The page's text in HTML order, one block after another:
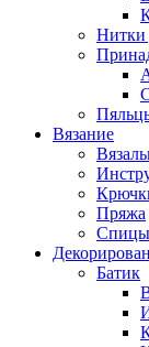
Нитки
Вязание
Пряжа
Спицы
Батик